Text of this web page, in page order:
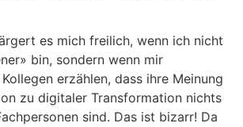
es mich freilich, wenn ich nicht
bin, sondern wenn mir
erzählen, dass ihre Meinung
zu digitaler Transformation nichts
sind. Das ist bizarr! Da